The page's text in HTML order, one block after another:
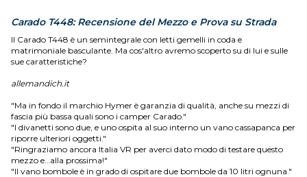
Carado T448: Recensione del Mezzo e Prova su Strada
Il Carado T448 è un semintegrale con letti gemelli in coda e
matrimoniale basculante. Ma cos'altro avremo scoperto su di lui e sulle
sue caratteristiche?
allemandich.it
"Ma in fondo il marchio Hymer è garanzia di qualità, anche su mezzi di
fascia più bassa quali sono i camper Carado."
"I divanetti sono due, e uno ospita al suo interno un vano cassapanca per
riporre ulteriori oggetti."
"Ringraziamo ancora Italia VR per averci dato modo di testare questo
mezzo e…alla prossima!"
"Il vano bombole è in grado di ospitare due bombole da 10 litri ognuna."